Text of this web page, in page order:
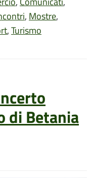
, Mostre,
, Turismo
di Betania